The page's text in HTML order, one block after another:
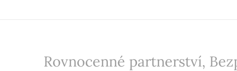
Rovnocenné partnerství,